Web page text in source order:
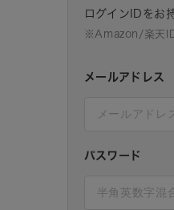
ログインIDをお
※Amazon/楽天ID
メールアドレス
パスワード